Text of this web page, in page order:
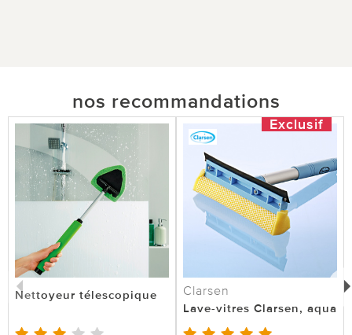
nos recommandations
Nettoyeur télescopique
Exclusif
Clarsen
Lave-vitres Clarsen, aqua